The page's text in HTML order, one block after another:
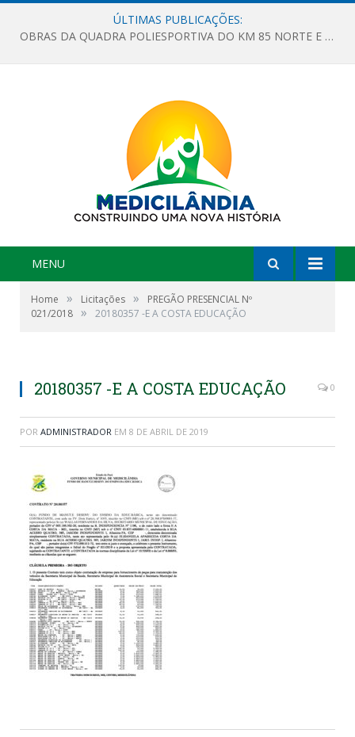
ÚLTIMAS PUBLICAÇÕES:
OBRAS DA QUADRA POLIESPORTIVA DO KM 85 NORTE E DA ESCOLA GASPAR VIANA AVANÇAM
MENU
Home » Licitações »
PREGÃO PRESENCIAL Nº
021/2018 » 20180357 -E A COSTA EDUCAÇÃO
20180357 -E A COSTA EDUCAÇÃO 0
POR ADMINISTRADOR EM 8 DE ABRIL DE 2019